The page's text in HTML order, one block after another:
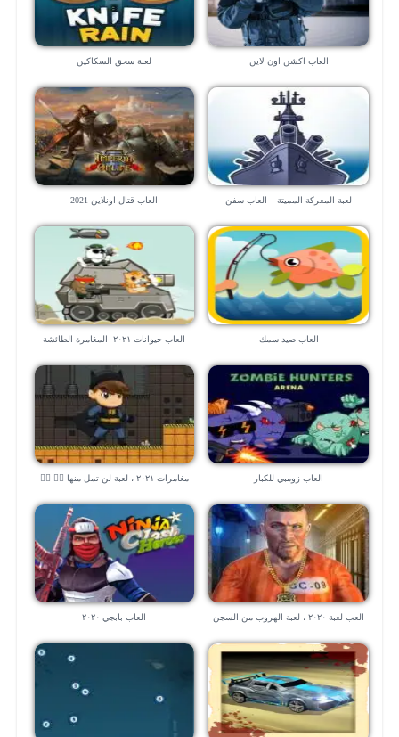
العاب اكشن اون لاين لعبة سحق السكاكين
لعبة المعركة المميتة – العاب سفن العاب قتال اونلاين 2021
العاب صيد سمك العاب حيوانات ٢٠٢١ -المغامرة الطائشة
العاب زومبي للكبار مغامرات ٢٠٢١ ، لعبة لن تمل منها 🧗‍♀️ 🧗‍♀️
العب لعبة ٢٠٢٠ ، لعبة الهروب من السجن العاب بابجي ٢٠٢٠